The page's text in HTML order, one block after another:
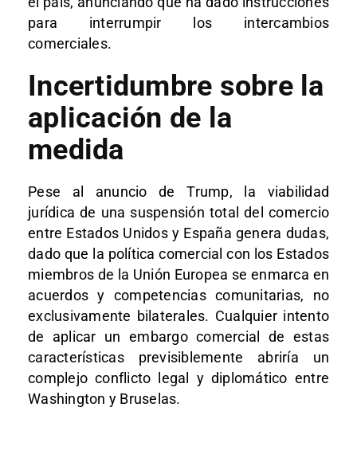
para interrumpir los intercambios
comerciales.
Incertidumbre sobre la
aplicación de la
medida
Pese al anuncio de Trump, la viabilidad
jurídica de una suspensión total del comercio
entre Estados Unidos y España genera dudas,
dado que la política comercial con los Estados
miembros de la Unión Europea se enmarca en
acuerdos y competencias comunitarias, no
exclusivamente bilaterales. Cualquier intento
de aplicar un embargo comercial de estas
características previsiblemente abriría un
complejo conflicto legal y diplomático entre
Washington y Bruselas.